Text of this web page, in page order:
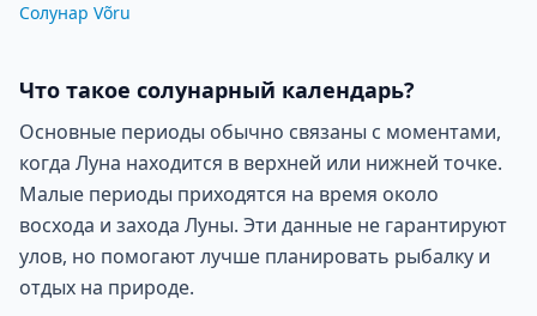
Солунар Võru
Что такое солунарный календарь?
Основные периоды обычно связаны с моментами,
когда Луна находится в верхней или нижней точке.
Малые периоды приходятся на время около
восхода и захода Луны. Эти данные не гарантируют
улов, но помогают лучше планировать рыбалку и
отдых на природе.